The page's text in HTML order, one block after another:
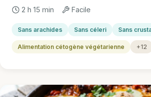
2 h 15 min Facile
Sans arachides Sans céleri Sans
Alimentation cétogène végétarienne +12